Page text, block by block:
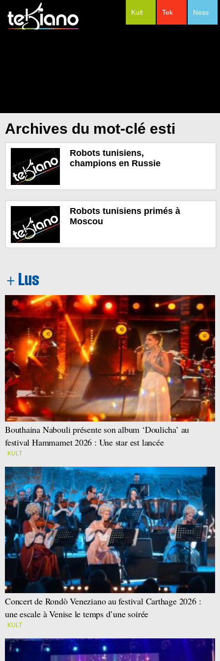
Ness
Tek
Kult
Archives du mot-clé esti
Robots tunisiens,
champions en Russie
Robots tunisiens primés à
Moscou
Bouthaina Nabouli présente son album ‘Doulicha’ au
festival Hammamet 2026 : Une star est lancée
KULT
Concert de Rondò Veneziano au festival Carthage 2026 :
une escale à Venise le temps d’une soirée
KULT